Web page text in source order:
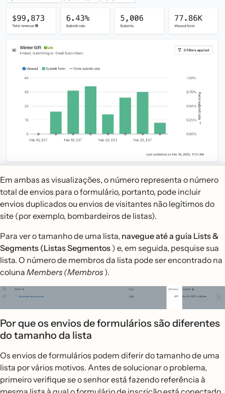
Em ambas as visualizações, o número representa o número
total de envios para o formulário, portanto, pode incluir
envios duplicados ou envios de visitantes não legítimos do
site (por exemplo, bombardeiros de listas).
Para ver o tamanho de uma lista, navegue até a guia Lists &
Segments (Listas Segmentos ) e, em seguida, pesquise sua
lista. O número de membros da lista pode ser encontrado na
coluna Members (Membros).
Por que os envios de formulários são diferentes
do tamanho da lista
Os envios de formulários podem diferir do tamanho de uma
lista por vários motivos. Antes de solucionar o problema,
primeiro verifique se o senhor está fazendo referência à